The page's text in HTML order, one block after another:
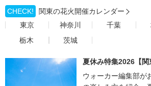
CHECK!
関東の花火開催カレンダー
東京
神奈川 千葉
栃木
茨城
夏休み特集2026【関
ウォーカー編集部が